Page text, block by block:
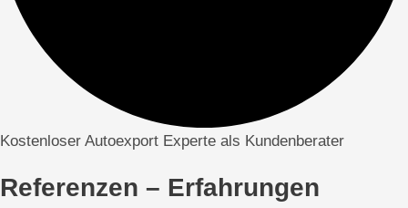
Kostenloser Autoexport Experte als Kundenberater
Referenzen – Erfahrungen